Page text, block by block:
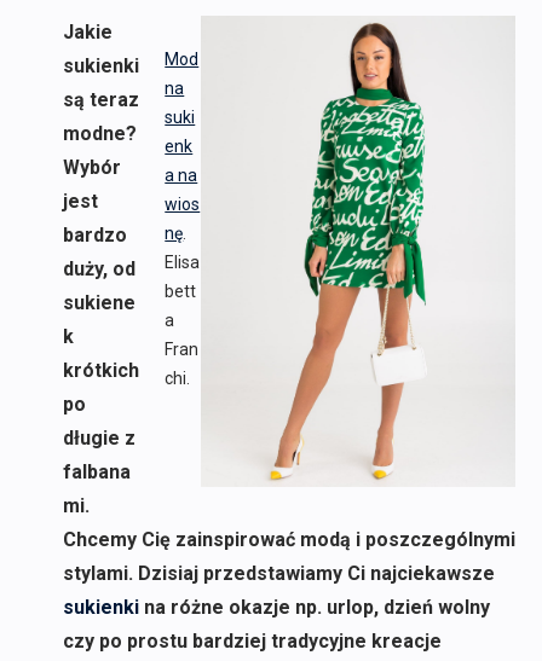
Mod
na
suki
enk
a na
wios
nę
Elisa
bett
a
Fran
chi.
Jakie
sukienki
są teraz
modne?
Wybór
jest
bardzo
duży, od
sukiene
k
krótkich
po
długie z
falbana
mi.
Chcemy Cię zainspirować modą i poszczególnymi
stylami. Dzisiaj przedstawiamy Ci najciekawsze
sukienkina różne okazje np. urlop, dzień wolny
czy po prostu bardziej tradycyjne kreacje